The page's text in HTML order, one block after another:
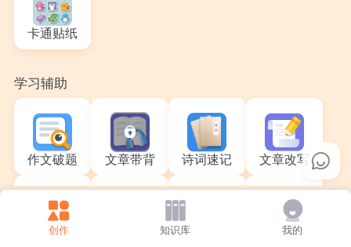
卡通贴纸
学习辅助
作文破题 文章带背 诗词速记 文章改写
成语大师 英文精读
创作 知识库 我的